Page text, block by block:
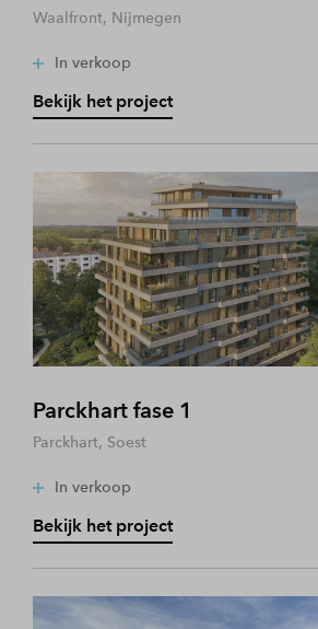
Waalfront, Nijmegen
In verkoop
Bekijk het project
Parckhart fase 1
Parckhart, Soest
In verkoop
Bekijk het project